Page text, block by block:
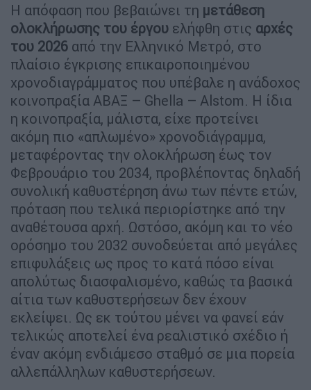
Η απόφαση που βεβαιώνει τη μετάθεση
ολοκλήρωσης του έργου ελήφθη στις αρχές
του 2026 από την Ελληνικό Μετρό, στο
πλαίσιο έγκρισης επικαιροποιημένου
χρονοδιαγράμματος που υπέβαλε η ανάδοχος
κοινοπραξία ΑΒΑΞ – Ghella – Alstom. Η ίδια
η κοινοπραξία, μάλιστα, είχε προτείνει
ακόμη πιο «απλωμένο» χρονοδιάγραμμα,
μεταφέροντας την ολοκλήρωση έως τον
Φεβρουάριο του 2034, προβλέποντας δηλαδή
συνολική καθυστέρηση άνω των πέντε ετών,
πρόταση που τελικά περιορίστηκε από την
αναθέτουσα αρχή. Ωστόσο, ακόμη και το νέο
ορόσημο του 2032 συνοδεύεται από μεγάλες
επιφυλάξεις ως προς το κατά πόσο είναι
απολύτως διασφαλισμένο, καθώς τα βασικά
αίτια των καθυστερήσεων δεν έχουν
εκλείψει. Ως εκ τούτου μένει να φανεί εάν
τελικώς αποτελεί ένα ρεαλιστικό σχέδιο ή
έναν ακόμη ενδιάμεσο σταθμό σε μια πορεία
αλλεπάλληλων καθυστερήσεων.